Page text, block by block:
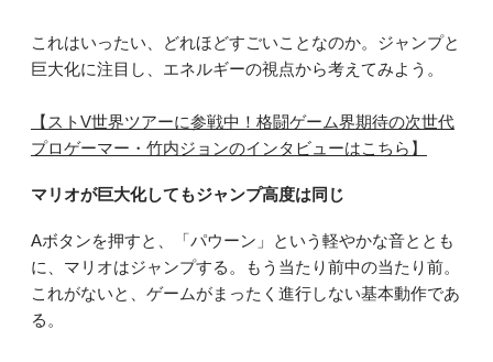
これはいったい、どれほどすごいことなのか。ジャンプと
巨大化に注目し、エネルギーの視点から考えてみよう。
【ストV世界ツアーに参戦中！格闘ゲーム界期待の次世代
プロゲーマー・竹内ジョンのインタビューはこちら】
マリオが巨大化してもジャンプ高度は同じ
Aボタンを押すと、「パウーン」という軽やかな音ととも
に、マリオはジャンプする。もう当たり前中の当たり前。
これがないと、ゲームがまったく進行しない基本動作であ
る。